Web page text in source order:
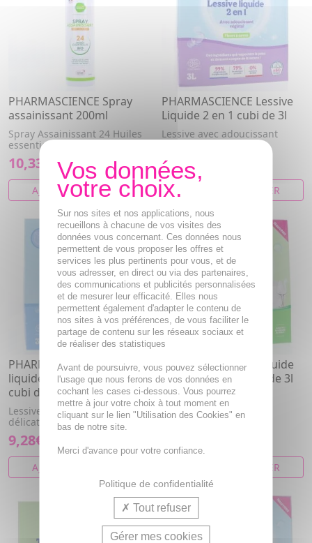
PHARMASCIENCE Spray
assainissant 200ml
Spray Assainissant 24 Huiles
essentielles bio
10,33€
AJOUTER AU PANIER
PHARMASCIENCE Lessive
Liquide 2 en 1 cubi de 3l
Lessive avec adoucissant
végétal Fleurs à savon
9,28€
AJOUTER AU PANIER
PHARMASCIENCE Lessive
liquide hypoallergénique
cubi de 3l
Lessive pour les peaux
délicates et réactives
9,28€
AJOUTER AU PANIER
PHARMASCIENCE Liquide
vaisselle mains cubi de 3l
Liquide vaisselle à fort
pouvoir dégraissant
AJOUTER AU PANIER
Sur nos sites et nos applications, nous
recueillons à chacune de vos visites des
données vous concernant. Ces données nous
permettent de vous proposer les offres et
services les plus pertinents pour vous, et de
vous adresser, en direct ou via des partenaires,
des communications et publicités personnalisées
et de mesurer leur efficacité. Elles nous
permettent également d'adapter le contenu de
nos sites à vos préférences, de vous faciliter le
partage de contenu sur les réseaux sociaux et
de réaliser des statistiques
Avant de poursuivre, vous pouvez sélectionner
l'usage que nous ferons de vos données en
cochant les cases ci-dessous. Vous pourrez
mettre à jour votre choix à tout moment en
cliquant sur le lien "Utilisation des Cookies" en
bas de notre site.
Merci d'avance pour votre confiance.
Politique de confidentialité
Tout refuser
Gérer mes cookies